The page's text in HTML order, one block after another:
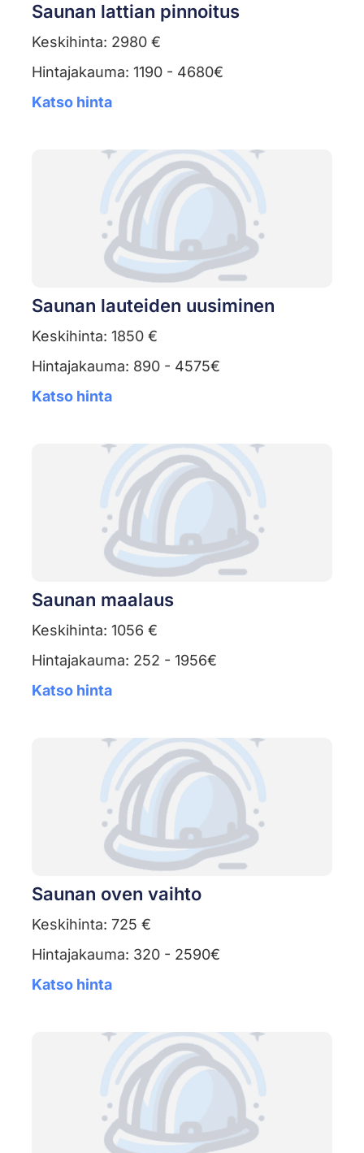
Saunan lattian pinnoitus
Keskihinta: 2980 €
Hintajakauma: 1190 - 4680€
Katso hinta
Saunan lauteiden uusiminen
Keskihinta: 1850 €
Hintajakauma: 890 - 4575€
Katso hinta
Saunan maalaus
Keskihinta: 1056 €
Hintajakauma: 252 - 1956€
Katso hinta
Saunan oven vaihto
Keskihinta: 725 €
Hintajakauma: 320 - 2590€
Katso hinta